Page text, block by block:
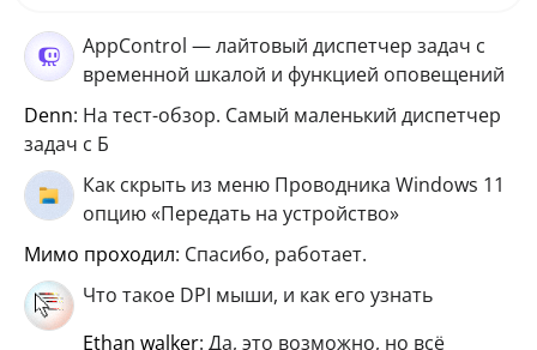
AppControl — лайтовый диспетчер задач с
временной шкалой и функцией оповещений
Denn: На тест-обзор. Самый маленький диспетчер
задач с Б
Как скрыть из меню Проводника Windows 11
опцию «Передать на устройство»
мимо проходил: Спасибо, работает.
Что такое DPI мыши, и как его узнать
ethan walker: Да, это возможно, но всё